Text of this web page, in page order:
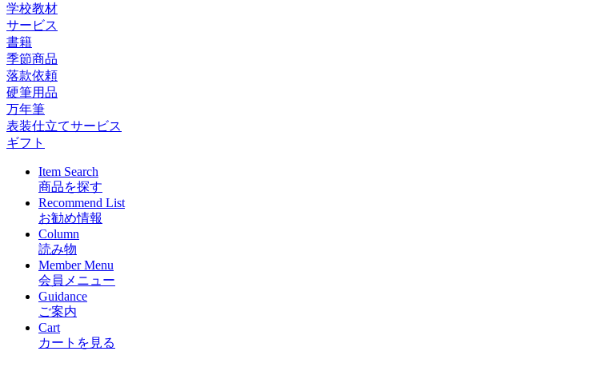
学校教材
サービス
書籍
季節商品
落款依頼
硬筆用品
万年筆
表装仕立てサービス
ギフト
Item Search
商品を探す
Recommend List
お勧め情報
Column
読み物
Member Menu
会員メニュー
Guidance
ご案内
Cart
カートを見る